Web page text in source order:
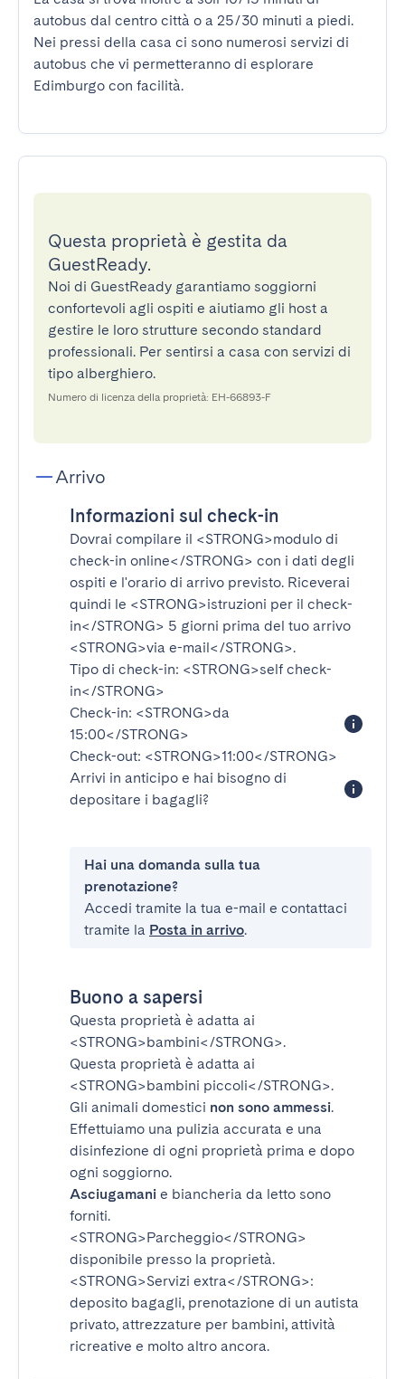
autobus dal centro città o a 25/30 minuti a piedi.
Nei pressi della casa ci sono numerosi servizi di
autobus che vi permetteranno di esplorare
Edimburgo con facilità.
Questa proprietà è gestita da
GuestReady.
Noi di GuestReady garantiamo soggiorni
confortevoli agli ospiti e aiutiamo gli host a
gestire le loro strutture secondo standard
professionali. Per sentirsi a casa con servizi di
tipo alberghiero.
Numero di licenza della proprietà: EH-66893-F
Arrivo
Informazioni sul check-in
Dovrai compilare il <STRONG>modulo di
check-in online</STRONG> con i dati degli
ospiti e l'orario di arrivo previsto. Riceverai
quindi le <STRONG>istruzioni per il check-
in</STRONG> 5 giorni prima del tuo arrivo
<STRONG>via e-mail</STRONG>.
Tipo di check-in: <STRONG>self check-
in</STRONG>
Check-in: <STRONG>da
15:00</STRONG>
Check-out: <STRONG>11:00</STRONG>
Arrivi in anticipo e hai bisogno di
depositare i bagagli?
Hai una domanda sulla tua
prenotazione?
Accedi tramite la tua e-mail e contattaci
tramite la Posta in arrivo.
Buono a sapersi
Questa proprietà è adatta ai
<STRONG>bambini</STRONG>.
Questa proprietà è adatta ai
<STRONG>bambini piccoli</STRONG>.
Gli animali domestici non sono ammessi.
Effettuiamo una pulizia accurata e una
disinfezione di ogni proprietà prima e dopo
ogni soggiorno.
Asciugamani e biancheria da letto sono
forniti.
<STRONG>Parcheggio</STRONG>
disponibile presso la proprietà.
<STRONG>Servizi extra</STRONG>:
deposito bagagli, prenotazione di un autista
privato, attrezzature per bambini, attività
ricreative e molto altro ancora.